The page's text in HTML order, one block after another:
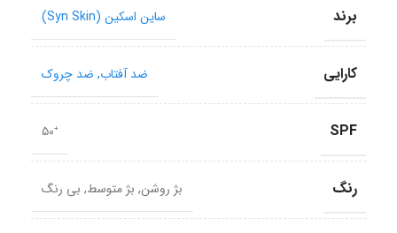
برند ساین اسکین (Syn Skin)
کارایی ضد آفتاب, ضد چروک
SPF ⁺۵۰
رنگ بژ روشن, بژ متوسط, بی رنگ